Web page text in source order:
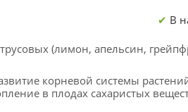
В
(лимон, апельсин,
корневой системы
в плодах сахаристых